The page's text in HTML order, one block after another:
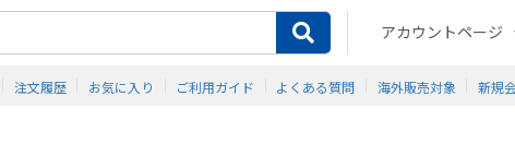
アカウントページ
注文履歴 お気に入り ご利用ガイド よくある質問 海外販売対象 新規